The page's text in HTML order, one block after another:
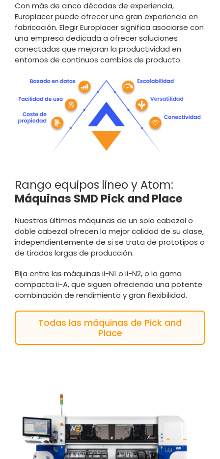
Con más de cinco décadas de experiencia,
Europlacer puede ofrecer una gran experiencia en
fabricación. Elegir Europlacer significa asociarse con
una empresa dedicada a ofrecer soluciones
conectadas que mejoran la productividad en
entornos de continuos cambios de producto.
Rango equipos iineo y Atom:
Máquinas SMD Pick and Place
Nuestras últimas máquinas de un solo cabezal o
doble cabezal ofrecen la mejor calidad de su clase,
independientemente de si se trata de prototipos o
de tiradas largas de producción.
Elija entre las máquinas ii-N1 o ii-N2, o la gama
compacta ii-A, que siguen ofreciendo una potente
combinación de rendimiento y gran flexibilidad.
Todas las máquinas de Pick and
Place